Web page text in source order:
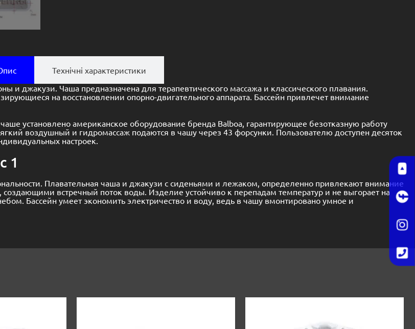
Технічні характеристики
и джакузи. Чаша предназначена для терапевтического массажа и классического плавания.
на восстановлении опорно-двигательного аппарата. Бассейн привлечет внимание
установлено американское оборудование бренда Balboa, гарантирующее безотказную работу
воздушный и гидромассаж подаются в чашу через 43 форсунки. Пользователю доступен десяток
настроек.
1
Плавательная чаша и джакузи с сиденьями и лежаком, определенно привлекают внимание
встречный поток воды. Изделие устойчиво к перепадам температур и не выгорает на
Бассейн умеет экономить электричество и воду, ведь в чашу вмонтировано умное и